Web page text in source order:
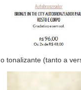
o tonalizante (tanto a